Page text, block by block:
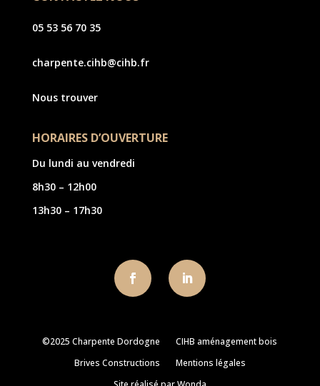
05 53 56 70 35
charpente.cihb@cihb.fr
Nous trouver
HORAIRES D’OUVERTURE
Du lundi au vendredi
8h30 – 12h00
13h30 – 17h30
©2025 Charpente Dordogne
CIHB aménagement bois
Brives Constructions
Mentions légales